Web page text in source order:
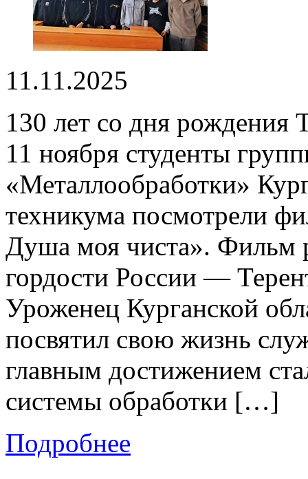
11.11.2025
130 лет со дня рождения
11 ноября студенты
«Металлообработки»
техникума посмотрели
Душа моя чиста». Фильм
гордости России —
Уроженец Курганской
посвятил свою жизнь
главным достижением
системы обработки […]
Подробнее